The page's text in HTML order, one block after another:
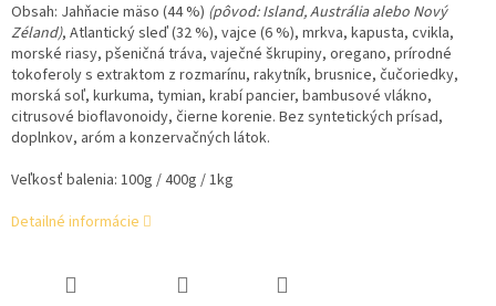
Obsah: Jahňacie mäso (44 %) (pôvod: Island, Austrália alebo Nový
Zéland), Atlantický sleď (32 %), vajce (6 %), mrkva, kapusta, cvikla,
morské riasy, pšeničná tráva, vaječné škrupiny, oregano, prírodné
tokoferoly s extraktom z rozmarínu, rakytník, brusnice, čučoriedky,
morská soľ, kurkuma, tymian, krabí pancier, bambusové vlákno,
citrusové bioflavonoidy, čierne korenie. Bez syntetických prísad,
doplnkov, aróm a konzervačných látok.
Veľkosť balenia: 100g / 400g / 1kg
Detailné informácie